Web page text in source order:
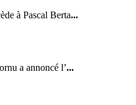
à Pascal Berta...
a annoncé l’...